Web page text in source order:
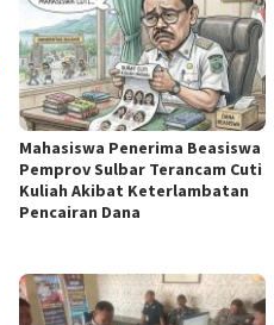
Mahasiswa Penerima Beasiswa
Pemprov Sulbar Terancam Cuti
Kuliah Akibat Keterlambatan
Pencairan Dana